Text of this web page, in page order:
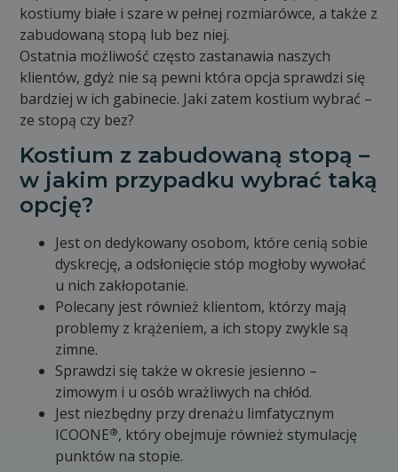
kostiumy białe i szare w pełnej rozmiarówce, a także z
zabudowaną stopą lub bez niej.
Ostatnia możliwość często zastanawia naszych
klientów, gdyż nie są pewni która opcja sprawdzi się
bardziej w ich gabinecie. Jaki zatem kostium wybrać –
ze stopą czy bez?
Kostium z zabudowaną stopą –
w jakim przypadku wybrać taką
opcję?
Jest on dedykowany osobom, które cenią sobie
dyskrecję, a odsłonięcie stóp mogłoby wywołać
u nich zakłopotanie.
Polecany jest również klientom, którzy mają
problemy z krążeniem, a ich stopy zwykle są
zimne.
Sprawdzi się także w okresie jesienno –
zimowym i u osób wrażliwych na chłód.
Jest niezbędny przy drenażu limfatycznym
ICOONE®, który obejmuje również stymulację
punktów na stopie.